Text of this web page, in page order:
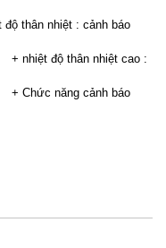
thân nhiệt : cảnh báo
cao :
báo